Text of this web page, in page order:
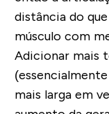
distância do
músculo com
Adicionar mais
mais larga em